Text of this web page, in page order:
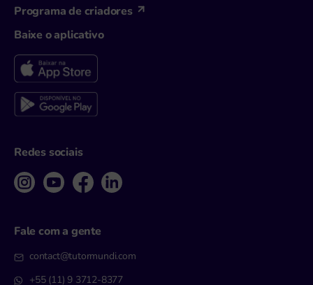
Programa de criadores
Baixe o aplicativo
Redes sociais
Fale com a gente
contact@tutormundi.com
+55 (11) 9 3712-8377